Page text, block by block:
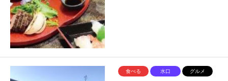
食べる 水口 グルメ